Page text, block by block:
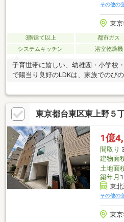
その他の
東
3階建て以上 都市ガス
システムキッチン
浴室乾燥機
子育世帯に嬉しい、幼稚園・小学校
で陽当り良好のLDKは、家族でのび
東京都台東区東上野５
1億
間取り
建物面
土地面
築年月
東
その他の
東